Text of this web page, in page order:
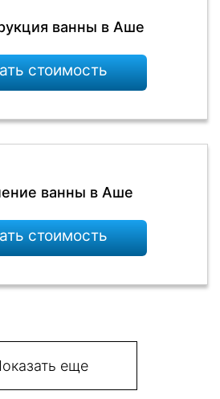
ванны в Аше
стоимость
ванны в Аше
стоимость
еще